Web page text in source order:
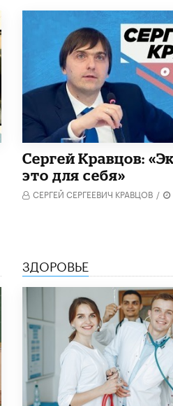
Депутаты
дипломы только
антиплагиата
5 ИЮНЯ /ЧТО
Минпросвещения
школьные
инженеров
5 ИЮНЯ / УЧЕБНИКИ
Уличенный в
олимпиаде через
5 ИЮНЯ /
«Евгений Онегин»
национальных
4 ИЮНЯ /
В Госдуме
формат для
3 ИЮНЯ / ЕГЭ И ОГЭ
​Яндекс выпустил
защите от ИИ-
2 ИЮНЯ / BIG DATA
Сергей Кравцов:
это для себя»
СЕРГЕЙ СЕРГЕЕВИЧ КРАВЦОВ /
ЗДОРОВЬЕ